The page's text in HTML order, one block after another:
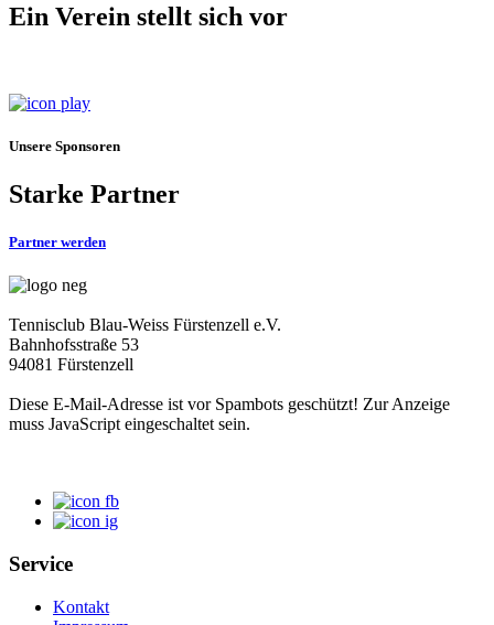
Ein Verein stellt sich vor
Unsere Sponsoren
Starke Partner
Partner werden
Tennisclub Blau-Weiss Fürstenzell e.V.
Bahnhofsstraße 53
94081 Fürstenzell
Diese E-Mail-Adresse ist vor Spambots geschützt! Zur Anzeige
muss JavaScript eingeschaltet sein.
Service
Kontakt